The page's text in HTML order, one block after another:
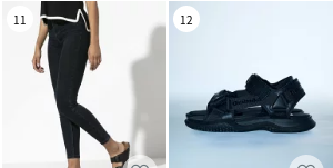
11 12